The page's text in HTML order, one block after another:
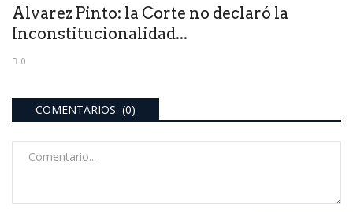
Alvarez Pinto: la Corte no declaró la
Inconstitucionalidad...
0
COMENTARIOS (0)